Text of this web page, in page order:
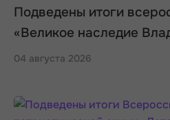
Подведены итоги
«Великое наследие
04 августа 2026